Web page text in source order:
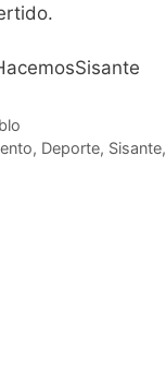
, Deporte, Sisante,